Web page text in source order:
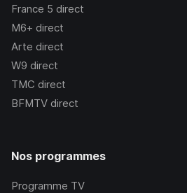
France 5 direct
M6+ direct
Arte direct
W9 direct
TMC direct
BFMTV direct
Nos programmes
Programme TV